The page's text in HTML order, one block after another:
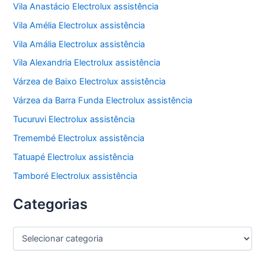
Vila Anastácio Electrolux assistência
Vila Amélia Electrolux assistência
Vila Amália Electrolux assistência
Vila Alexandria Electrolux assistência
Várzea de Baixo Electrolux assistência
Várzea da Barra Funda Electrolux assistência
Tucuruvi Electrolux assistência
Tremembé Electrolux assistência
Tatuapé Electrolux assistência
Tamboré Electrolux assistência
Categorias
C